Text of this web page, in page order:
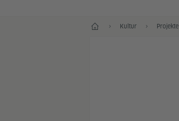
Start Kultur Projekte